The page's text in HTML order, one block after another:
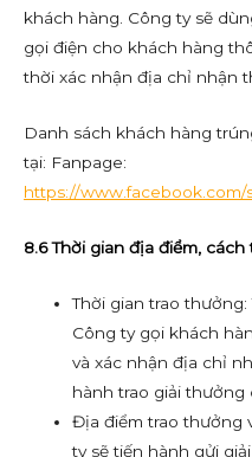
khách hàng. Công ty sẽ
gọi điện cho khách hàng
thời xác nhận địa chỉ nhận
Danh sách khách hàng
tại: Fanpage:
https://www.facebook.com/
8.6 Thời gian địa điểm,
Thời gian trao
Công ty gọi khách
và xác nhận địa chỉ
hành trao giải thưởng
Địa điểm trao thưởng
ty sẽ tiến hành gửi